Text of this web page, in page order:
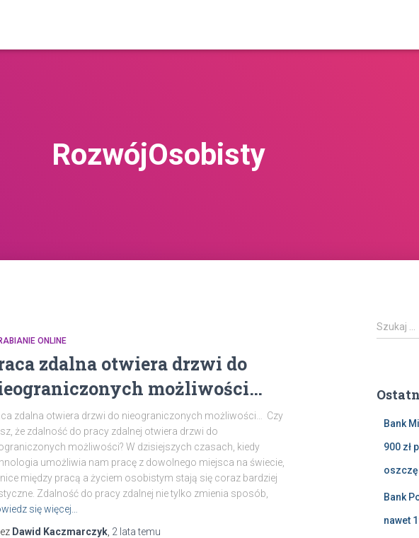
RozwójOsobisty
ONLINE
zdalna otwiera drzwi do
możliwości…
zdalna otwiera drzwi do nieograniczonych możliwości… Czy
że zdalność do pracy zdalnej otwiera drzwi do
możliwości? W dzisiejszych czasach, kiedy
umożliwia nam pracę z dowolnego miejsca na świecie,
między pracą a życiem osobistym stają się coraz bardziej
Zdalność do pracy zdalnej nie tylko zmienia sposób,
się więcej…
Dawid Kaczmarczyk 2 latatemu
S
z
j
Szukaj …
Bank
900 zł
Bank
nawet